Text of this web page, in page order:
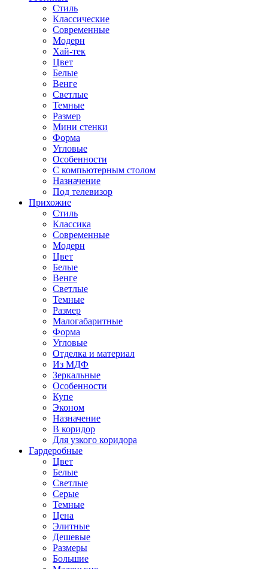
Стиль
Классические
Современные
Модерн
Хай-тек
Цвет
Белые
Венге
Светлые
Темные
Размер
Мини стенки
Форма
Угловые
Особенности
С компьютерным столом
Назначение
Под телевизор
Прихожие
Стиль
Классика
Современные
Модерн
Цвет
Белые
Венге
Светлые
Темные
Размер
Малогабаритные
Форма
Угловые
Отделка и материал
Из МДФ
Зеркальные
Особенности
Купе
Эконом
Назначение
В коридор
Для узкого коридора
Гардеробные
Цвет
Белые
Светлые
Серые
Темные
Цена
Элитные
Дешевые
Размеры
Большие